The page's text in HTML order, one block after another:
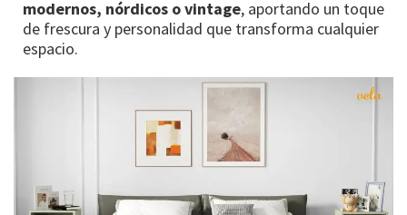
modernos, nórdicos o vintage, aportando un toque
de frescura y personalidad que transforma cualquier
espacio.